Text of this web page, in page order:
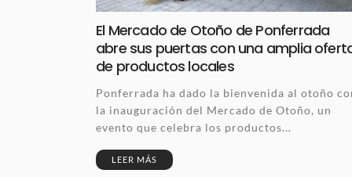
El Mercado de Otoño de Ponferrada
abre sus puertas con una amplia
de productos locales
Ponferrada ha dado la bienvenida al otoño
la inauguración del Mercado de Otoño, un
evento que celebra los productos...
LEER MÁS